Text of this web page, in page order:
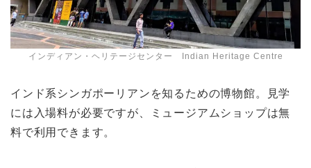
インディアン・ヘリテージセンター Indian Heritage Centre
インド系シンガポーリアンを知るための博物館。見学
には入場料が必要ですが、ミュージアムショップは無
料で利用できます。